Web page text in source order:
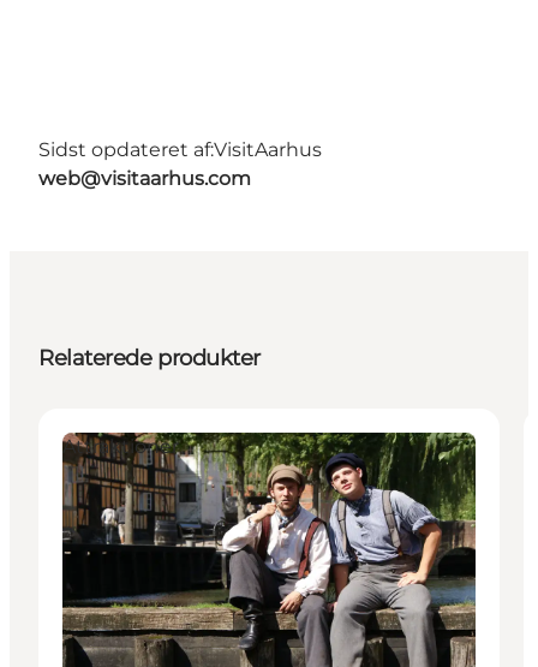
Sidst opdateret af:VisitAarhus
web@visitaarhus.com
Relaterede produkter
Attraktioner